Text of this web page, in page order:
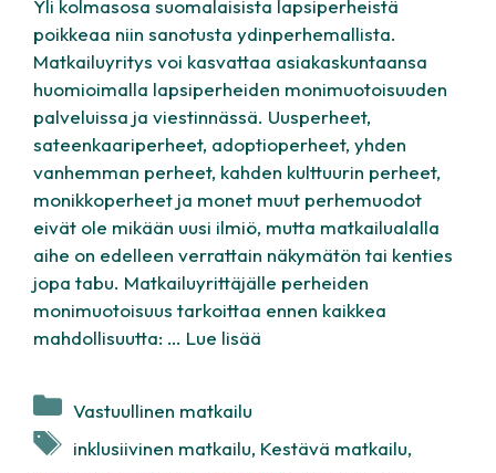
Yli kolmasosa suomalaisista lapsiperheistä
poikkeaa niin sanotusta ydinperhemallista.
Matkailuyritys voi kasvattaa asiakaskuntaansa
huomioimalla lapsiperheiden monimuotoisuuden
palveluissa ja viestinnässä. Uusperheet,
sateenkaariperheet, adoptioperheet, yhden
vanhemman perheet, kahden kulttuurin perheet,
monikkoperheet ja monet muut perhemuodot
eivät ole mikään uusi ilmiö, mutta matkailualalla
aihe on edelleen verrattain näkymätön tai kenties
jopa tabu. Matkailuyrittäjälle perheiden
monimuotoisuus tarkoittaa ennen kaikkea
mahdollisuutta: … Lue lisää
Kategoriat
Vastuullinen matkailu
Avainsanat
inklusiivinen matkailu, Kestävä matkailu,